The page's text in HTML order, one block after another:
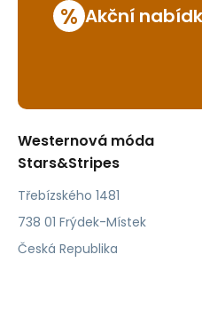
% Akční
Westernová móda
Stars&Stripes
Třebízského 1481
738 01 Frýdek-Místek
Česká Republika